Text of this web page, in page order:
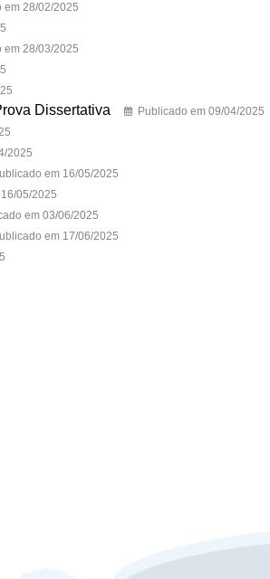
em 28/02/2025
em 28/03/2025
Dissertativa Publicado em 09/04/2025
2025
em 16/05/2025
05/2025
em 03/06/2025
em 17/06/2025